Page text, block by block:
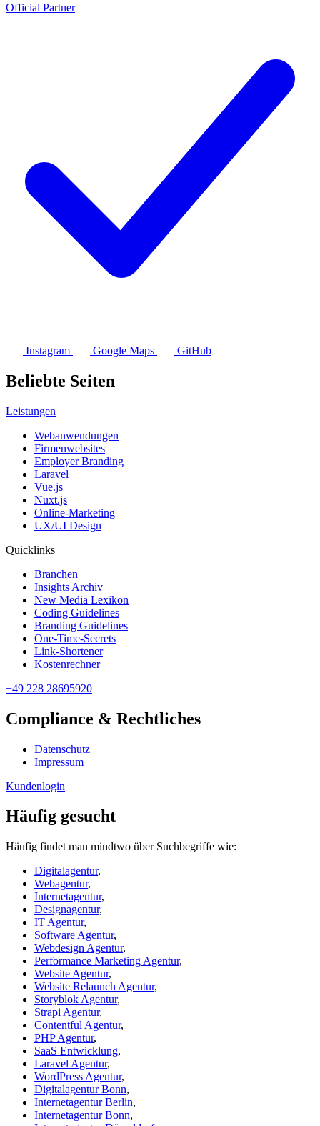
Official Partner
Instagram Google Maps GitHub
Beliebte Seiten
Leistungen
Webanwendungen
Firmenwebsites
Employer Branding
Laravel
Vue.js
Nuxt.js
Online-Marketing
UX/UI Design
Quicklinks
Branchen
Insights Archiv
New Media Lexikon
Coding Guidelines
Branding Guidelines
One-Time-Secrets
Link-Shortener
Kostenrechner
+49 228 28695920
Compliance & Rechtliches
Datenschutz
Impressum
Kundenlogin
Häufig gesucht
Häufig findet man mindtwo über Suchbegriffe wie:
Digitalagentur,
Webagentur,
Internetagentur,
Designagentur,
IT Agentur,
Software Agentur,
Webdesign Agentur,
Performance Marketing Agentur,
Website Agentur,
Website Relaunch Agentur,
Storyblok Agentur,
Strapi Agentur,
Contentful Agentur,
PHP Agentur,
SaaS Entwicklung,
Laravel Agentur,
WordPress Agentur,
Digitalagentur Bonn,
Internetagentur Berlin,
Internetagentur Bonn,